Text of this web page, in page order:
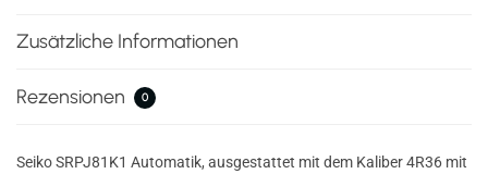
Zusätzliche Informationen
Rezensionen 0
Seiko SRPJ81K1 Automatik, ausgestattet mit dem Kaliber 4R36 mit